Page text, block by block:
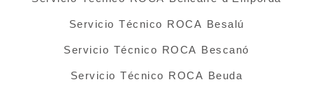
Servicio Técnico ROCA Besalú
Servicio Técnico ROCA Bescanó
Servicio Técnico ROCA Beuda